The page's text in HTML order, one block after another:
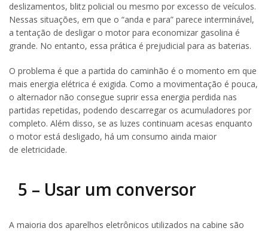
deslizamentos, blitz policial ou mesmo por excesso de veículos.
Nessas situações, em que o “anda e para” parece interminável,
a tentação de desligar o motor para economizar gasolina é
grande. No entanto, essa prática é prejudicial para as baterias.
O problema é que a partida do caminhão é o momento em que
mais energia elétrica é exigida. Como a movimentação é pouca,
o alternador não consegue suprir essa energia perdida nas
partidas repetidas, podendo descarregar os acumuladores por
completo. Além disso, se as luzes continuam acesas enquanto
o motor está desligado, há um consumo ainda maior
de eletricidade.
5 – Usar um conversor
A maioria dos aparelhos eletrônicos utilizados na cabine são